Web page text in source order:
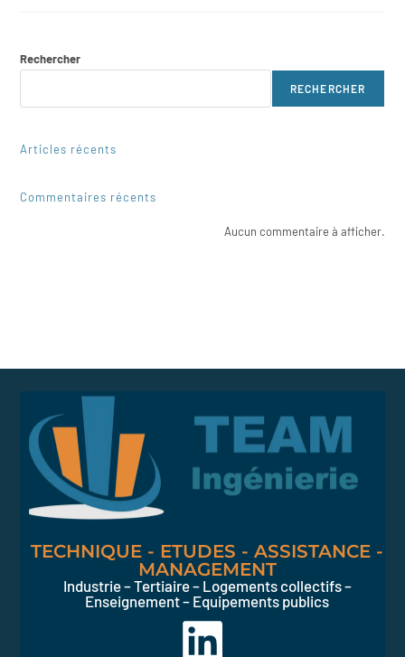
Rechercher
RECHERCHER
Articles récents
Commentaires récents
Aucun commentaire à afficher.
TECHNIQUE - ETUDES - ASSISTANCE -
MANAGEMENT
Industrie – Tertiaire – Logements collectifs –
Enseignement – Equipements publics